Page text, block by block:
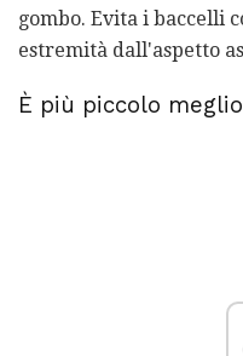
gombo. Evita i baccelli
estremità dall'aspetto
È più piccolo